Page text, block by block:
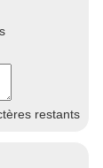
restants